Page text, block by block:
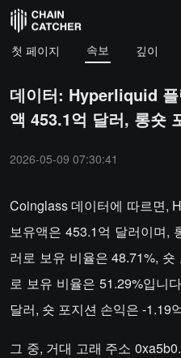
첫 페이지 속보 깊이
데이터: Hyperliquid
액 453.1억 달러, 롱숏
2026-05-09 07:30:41
Coinglass 데이터에 따르면,
보유액은 453.1억 달러이며,
러로 보유 비율은 48.71%,
로 보유 비율은 51.29%입니
달러, 숏 포지션 손익은 -1.19
그 중, 거대 고래 주소